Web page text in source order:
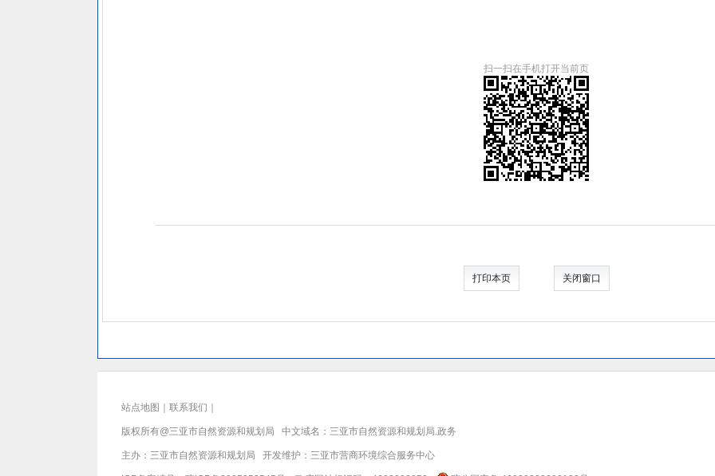
扫一扫在手机打开当前页
打印本页 关闭窗口
站点地图 联系我们
版权所有@三亚市自然资源和规划局 中文域名：三亚市自然资源和规划局.政务
主办：三亚市自然资源和规划局 开发维护：三亚市营商环境综合服务中心